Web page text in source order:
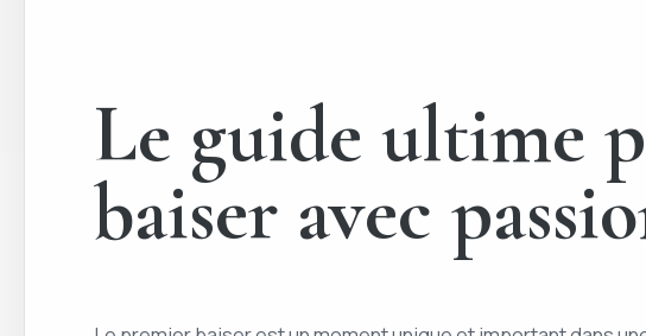
Le guide ultime
baiser avec